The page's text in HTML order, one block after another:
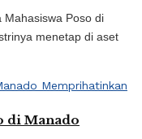
Poso di
menetap di aset
di Manado